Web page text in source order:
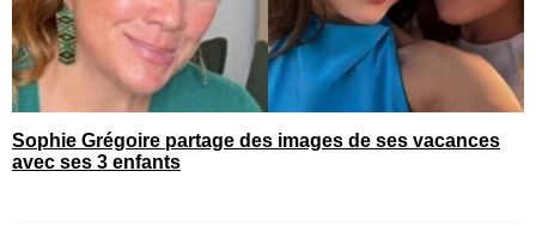
Sophie Grégoire partage des images de ses vacances
avec ses 3 enfants